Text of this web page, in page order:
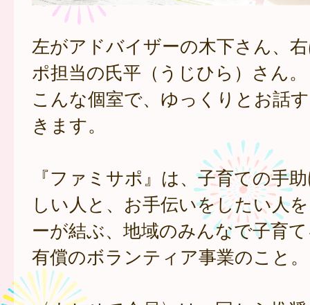
左がアドバイザーの木下さん、
ポ担当の氏平（うじひら）さん。
こんな個室で、ゆっくりとお話
きます。
『ファミサポ』は、子育ての手
しい人と、お手伝いをしたい人
ーが結ぶ、地域のみんなで子育
有償のボランティア事業のこと。